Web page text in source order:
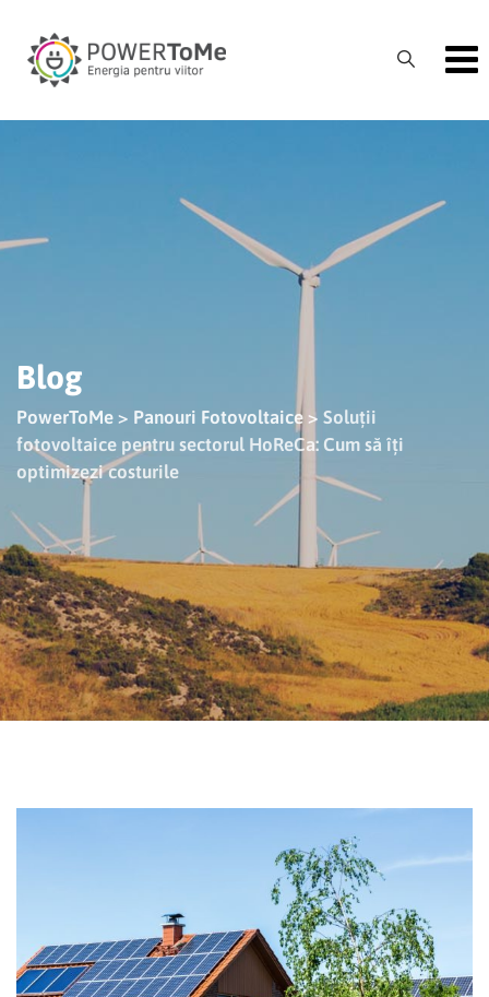
content
Blog
PowerToMe > Panouri Fotovoltaice > Soluții
fotovoltaice pentru sectorul HoReCa: Cum să îți
optimizezi costurile